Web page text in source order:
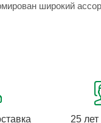
широкий
25